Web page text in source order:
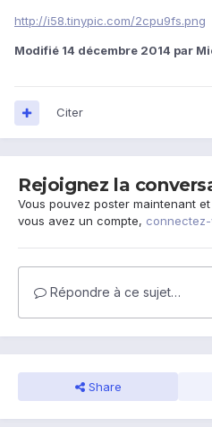
http://i58.tinypic.com/2cpu9fs.png
Modifié 14 décembre 2014 par
Citer
Rejoignez la
Vous pouvez poster maintenant
vous avez un compte,
Répondre à ce sujet…
Share